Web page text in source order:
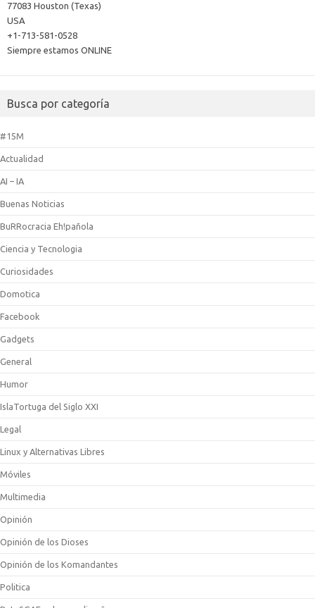
77083 Houston (Texas)
USA
+1-713-581-0528
Siempre estamos ONLINE
Busca por categoría
#15M
Actualidad
AI – IA
Buenas Noticias
BuRRocracia Eh!pañola
Ciencia y Tecnologia
Curiosidades
Domotica
Facebook
Gadgets
General
Humor
IslaTortuga del Siglo XXI
Legal
Linux y Alternativas Libres
Móviles
Multimedia
Opinión
Opinión de los Dioses
Opinión de los Komandantes
Politica